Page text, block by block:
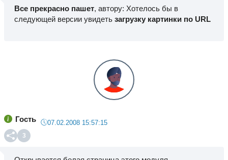
Все прекрасно пашет, автору: Хотелось бы в
следующей версии увидеть загрузку картинки по URL
Гость 07.02.2008 15:57:15
3